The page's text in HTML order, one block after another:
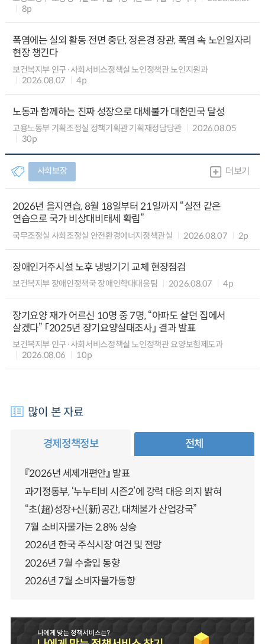
8p
폭염에는 실외 활동 전면 중단, 정은경 장관, 폭염 속 노인일자리
현장 챙긴다
보건복지부 인구·사회서비스정책실 노인정책관 노인지원과
2026.08.07
4p
노동과 함께하는 진짜 성장으로 대체불가 대한민국 달성
고용노동부 기획조정실 정책기획관 기획재정담당관
2026.08.05
30p
사회보장 더보기
2026년 을지연습, 8월 18일부터 21일까지 “실전 같은
연습으로 국가 비상대비태세 확립”
국무조정실 사회조정실 안전환경에너지정책관실 2026.08.07 2p
장애인거주시설 노후 냉방기기 교체 현장점검
보건복지부 장애인정책국 장애인학대대응팀 2026.08.07 4p
장기요양 재가 어르신 10명 중 7명, “아파도 살던 집에서
살겠다” 「2025년 장기요양실태조사」 결과 발표
보건복지부 인구·사회서비스정책실 노인정책관 요양보험제도과
2026.08.06
10p
많이 본 자료
경제정책정보 전체
『2026년 세제개편안』 발표
과기정통부, ‘누누티비 시즌2’에 강력 대응 의지 밝혀
“초(超)성장+신(新)공간, 대체불가 산업강국”
7월 소비자물가는 2.8% 상승
2026년 한국 주식시장 여건 및 전망
2026년 7월 수출입 동향
2026년 7월 소비자물가동향